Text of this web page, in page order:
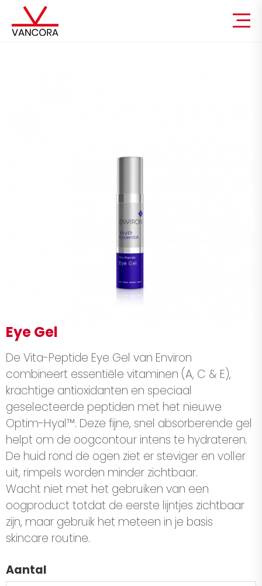
Eye Gel
De Vita-Peptide Eye Gel van Environ
combineert essentiële vitaminen (A, C & E),
krachtige antioxidanten en speciaal
geselecteerde peptiden met het nieuwe
Optim-Hyal™. Deze fijne, snel absorberende gel
helpt om de oogcontour intens te hydrateren.
De huid rond de ogen ziet er steviger en voller
uit, rimpels worden minder zichtbaar.
Wacht niet met het gebruiken van een
oogproduct totdat de eerste lijntjes zichtbaar
zijn, maar gebruik het meteen in je basis
skincare routine.
Aantal